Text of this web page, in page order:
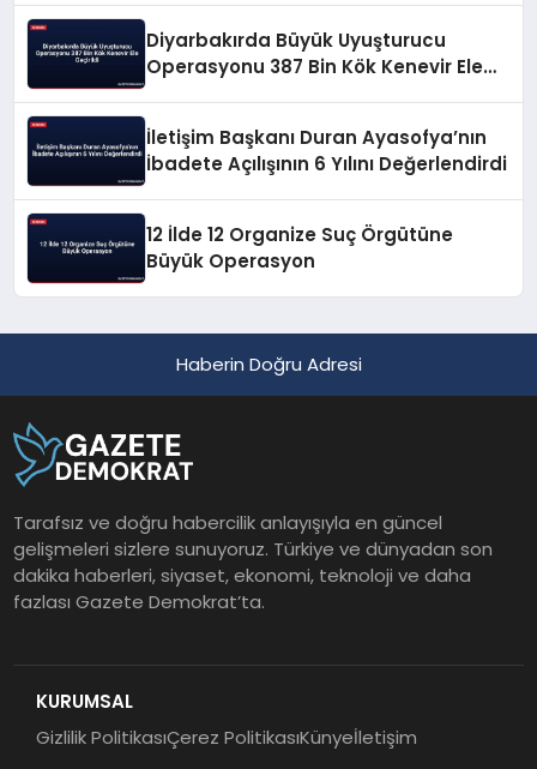
Diyarbakırda Büyük Uyuşturucu
Operasyonu 387 Bin Kök Kenevir Ele
İletişim Başkanı Duran Ayasofya’nın
İbadete Açılışının 6 Yılını Değerlendirdi
12 İlde 12 Organize Suç Örgütüne
Büyük Operasyon
Haberin Doğru Adresi
Tarafsız ve doğru habercilik anlayışıyla en güncel
gelişmeleri sizlere sunuyoruz. Türkiye ve dünyadan son
dakika haberleri, siyaset, ekonomi, teknoloji ve daha
fazlası Gazete Demokrat’ta.
KURUMSAL
Gizlilik PolitikasıÇerez PolitikasıKünyeİletişim